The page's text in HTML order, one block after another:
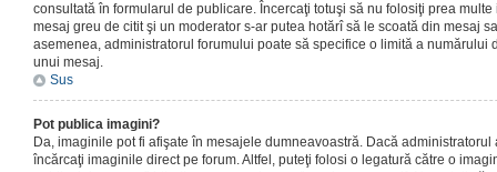
consultată în formularul de publicare. Încercaţi totuşi să nu folosiţi prea
mesaj greu de citit şi un moderator s-ar putea hotărî să le scoată din mesaj
asemenea, administratorul forumului poate să specifice o limită a numărului
unui mesaj.
Sus
Pot publica imagini?
Da, imaginile pot fi afişate în mesajele dumneavoastră. Dacă
încărcaţi imaginile direct pe forum. Altfel, puteţi folosi o legatură către o